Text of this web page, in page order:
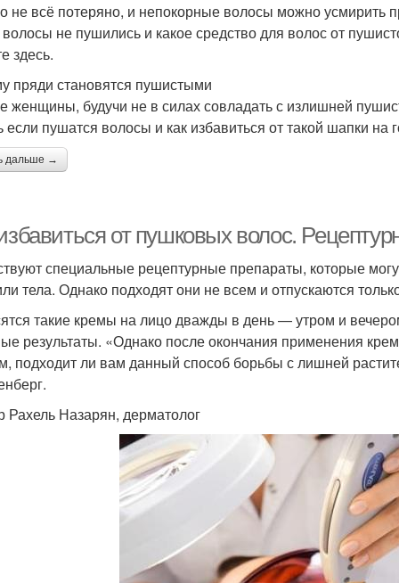
не всё потеряно, и непокорные волосы можно усмирить
не пушились и какое средство для волос от
здесь.
пряди становятся пушистыми
женщины, будучи не в силах совладать с излишней
если пушатся волосы и как избавиться от такой шапки на
дальше →
от пушковых волос.
специальные рецептурные препараты, которые
тела. Однако подходят они не всем и отпускаются
такие кремы на лицо дважды в день — утром и
результаты. «Однако после окончания применения
подходит ли вам данный способ борьбы с лишней
Рахель Назарян, дерматолог